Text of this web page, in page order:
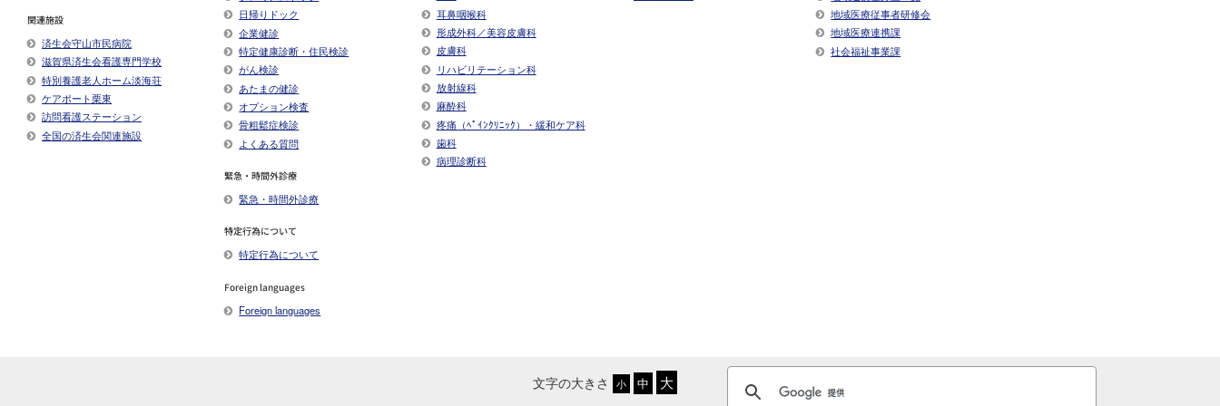
関連施設
済生会守山市民病院
滋賀県済生会看護専門学校
特別養護老人ホーム淡海荘
ケアポート栗東
訪問看護ステーション
全国の済生会関連施設
日帰りドック
企業健診
特定健康診断・住民検診
がん検診
あたまの健診
オプション検査
骨粗鬆症検診
よくある質問
緊急・時間外診療
緊急・時間外診療
特定行為について
特定行為について
Foreign languages
Foreign languages
耳鼻咽喉科
形成外科／美容皮膚科
皮膚科
リハビリテーション科
放射線科
麻酔科
疼痛（ﾍﾟｲﾝｸﾘﾆｯｸ）・緩和ケア科
歯科
病理診断科
地域医療従事者研修会
地域医療連携課
社会福祉事業課
文字の大きさ